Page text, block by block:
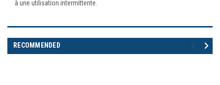
à une utilisation intermittente.
RECOMMENDED